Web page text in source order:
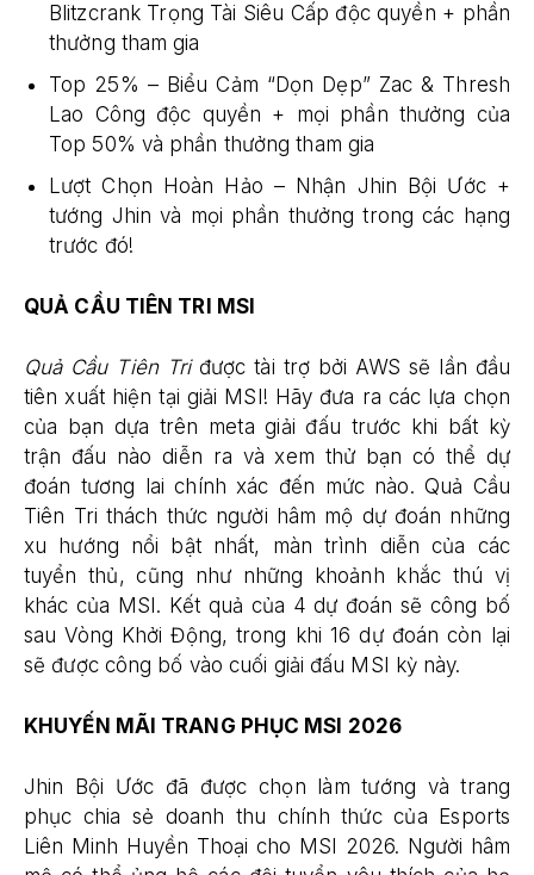
Blitzcrank Trọng Tài Siêu Cấp độc quyền + phần
thưởng tham gia
Top 25% – Biểu Cảm “Dọn Dẹp” Zac & Thresh
Lao Công độc quyền + mọi phần thưởng của
Top 50% và phần thưởng tham gia
Lượt Chọn Hoàn Hảo – Nhận Jhin Bội Ước +
tướng Jhin và mọi phần thưởng trong các hạng
trước đó!
QUẢ CẦU TIÊN TRI MSI
Quả Cầu Tiên Triđược tài trợ bởi AWS sẽ lần đầu
tiên xuất hiện tại giải MSI! Hãy đưa ra các lựa chọn
của bạn dựa trên meta giải đấu trước khi bất kỳ
trận đấu nào diễn ra và xem thử bạn có thể dự
đoán tương lai chính xác đến mức nào. Quả Cầu
Tiên Tri thách thức người hâm mộ dự đoán những
xu hướng nổi bật nhất, màn trình diễn của các
tuyển thủ, cũng như những khoảnh khắc thú vị
khác của MSI. Kết quả của 4 dự đoán sẽ công bố
sau Vòng Khởi Động, trong khi 16 dự đoán còn lại
sẽ được công bố vào cuối giải đấu MSI kỳ này.
KHUYẾN MÃI TRANG PHỤC MSI 2026
Jhin Bội Ước đã được chọn làm tướng và trang
phục chia sẻ doanh thu chính thức của Esports
Liên Minh Huyền Thoại cho MSI 2026. Người hâm